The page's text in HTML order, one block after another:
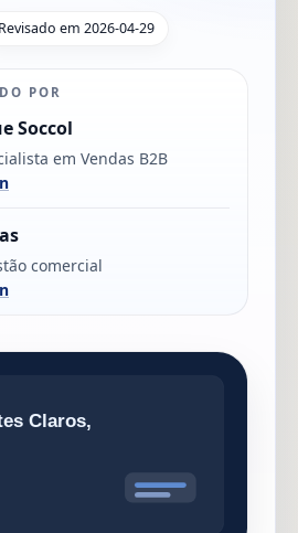
Revisado em 2026-04-29
POR
Soccol
em Vendas B2B
comercial